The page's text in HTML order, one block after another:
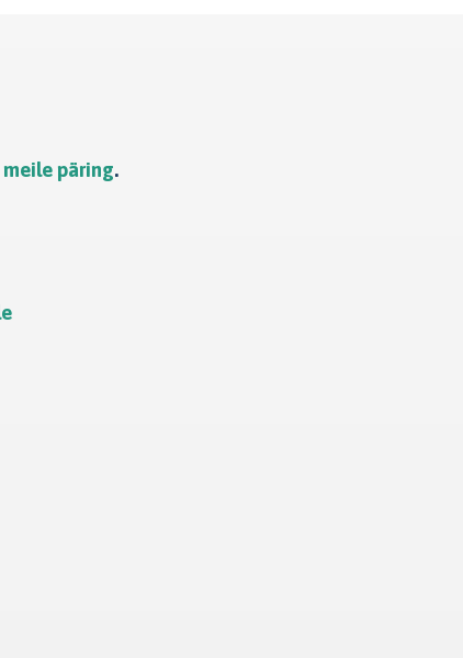
meile päring.